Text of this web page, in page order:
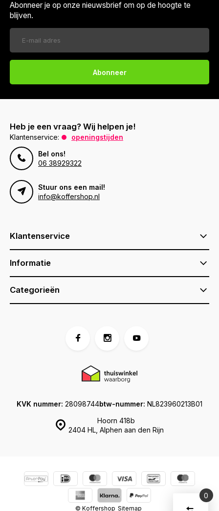
Abonneer je op onze nieuwsbrief om op de hoogte te
blijven.
Abonneer
Heb je een vraag? Wij helpen je!
Klantenservice:
openingstijden
Bel ons!
06 38929322
Stuur ons een mail!
info@koffershop.nl
Klantenservice
Informatie
Categorieën
Hoorn 418b
2404 HL, Alphen aan den Rijn
KVK nummer: 28098744btw-nummer: NL823960213B01
© Koffershop Sitemap
0
Vergelijk